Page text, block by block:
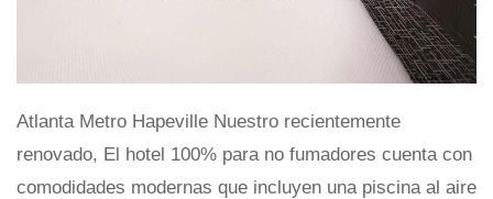
Atlanta Metro Hapeville Nuestro recientemente
renovado, El hotel 100% para no fumadores cuenta con
comodidades modernas que incluyen una piscina al aire